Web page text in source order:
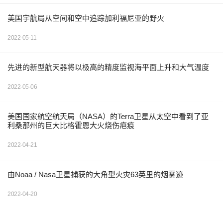
美国宇航局从空间和空中追踪加利福尼亚的野火
2022-05-11
先进的新型航天器将以极高的精度监视海平面上升和大气温度
2022-05-06
美国国家航空航天局（NASA）的Terra卫星从太空中看到了亚
利桑那州的巨大比格霍恩大火烧伤疤痕
2022-04-21
由Noaa / Nasa卫星捕获的大角型火灾63英里的烟雾迹
2022-04-20